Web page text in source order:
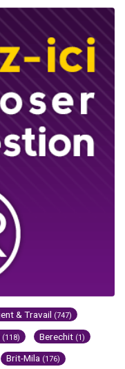
& Travail (747)
(118) Berechit (1)
Brit-Mila (176)